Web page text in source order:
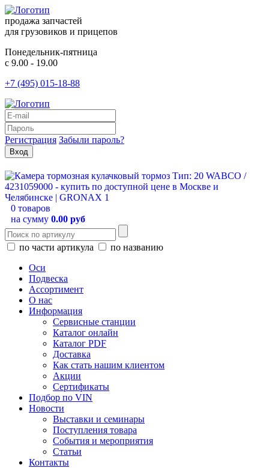
продажа запчастей
для грузовиков и прицепов
Понедельник-пятница
с 9.00 - 19.00
+7 (495) 015-18-88
Регистрация Забыли пароль?
0 товаров
на сумму 0.00 руб
по части артикула
по названию
Оси
Подвеска
Ассортимент
О нас
Информация
Сервисные станции
Каталог онлайн
Каталог PDF
Доставка
Как стать нашим клиентом
Акции
Сертификаты
Подбор по VIN
Новости
Выставки и семинары
Поступления товара
События и мероприятия
Статьи
Контакты